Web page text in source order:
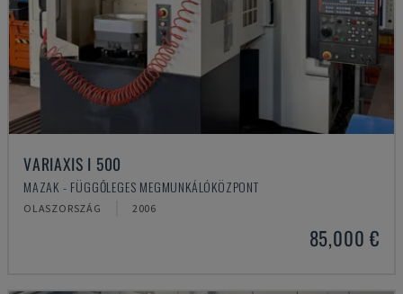
VARIAXIS I 500
MAZAK - FÜGGŐLEGES MEGMUNKÁLÓKÖZPONT
OLASZORSZÁG 2006
85,000 €